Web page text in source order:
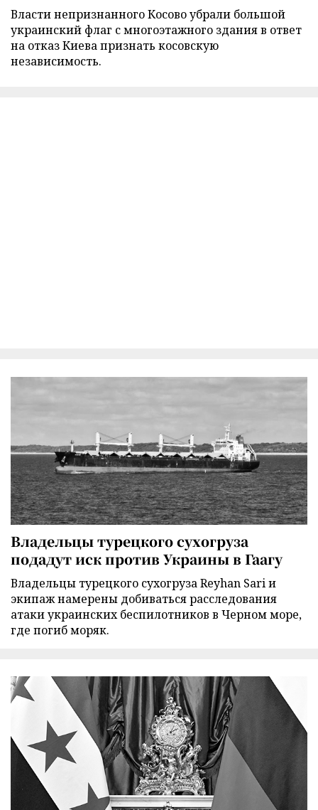
Власти непризнанного Косово убрали большой
украинский флаг с многоэтажного здания в ответ
на отказ Киева признать косовскую
независимость.
Владельцы турецкого сухогруза
подадут иск против Украины в Гаагу
Владельцы турецкого сухогруза Reyhan Sari и
экипаж намерены добиваться расследования
атаки украинских беспилотников в Черном море,
где погиб моряк.